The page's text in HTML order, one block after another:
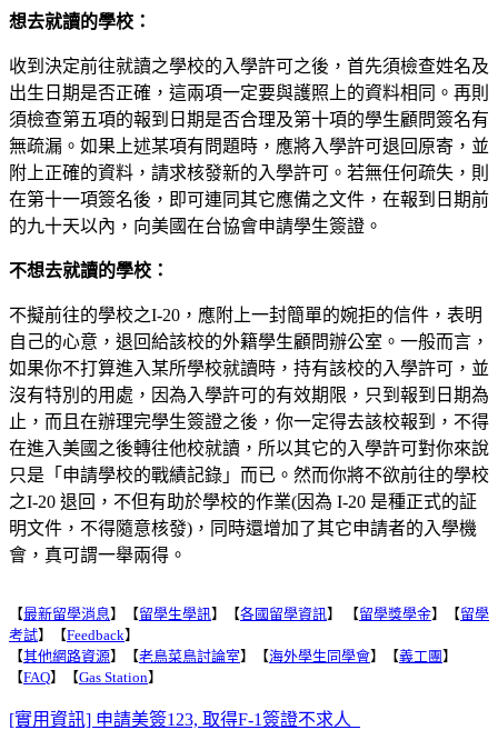
想去就讀的學校：
收到決定前往就讀之學校的入學許可之後，首先須檢查姓名及
出生日期是否正確，這兩項一定要與護照上的資料相同。再則
須檢查第五項的報到日期是否合理及第十項的學生顧問簽名有
無疏漏。如果上述某項有問題時，應將入學許可退回原寄，並
附上正確的資料，請求核發新的入學許可。若無任何疏失，則
在第十一項簽名後，即可連同其它應備之文件，在報到日期前
的九十天以內，向美國在台協會申請學生簽證。
不想去就讀的學校：
不擬前往的學校之I-20，應附上一封簡單的婉拒的信件，表明
自己的心意，退回給該校的外籍學生顧問辦公室。一般而言，
如果你不打算進入某所學校就讀時，持有該校的入學許可，並
沒有特別的用處，因為入學許可的有效期限，只到報到日期為
止，而且在辦理完學生簽證之後，你一定得去該校報到，不得
在進入美國之後轉往他校就讀，所以其它的入學許可對你來說
只是「申請學校的戰績記錄」而已。然而你將不欲前往的學校
之I-20 退回，不但有助於學校的作業(因為 I-20 是種正式的証
明文件，不得隨意核發)，同時還增加了其它申請者的入學機
會，真可謂一舉兩得。
【最新留學消息】【留學生學訊】【各國留學資訊】 【留學獎學金】【留學
考試】【Feedback】
【其他網路資源】【老鳥菜鳥討論室】【海外學生同學會】【義工團】
【FAQ】【Gas Station】
[實用資訊] 申請美簽123, 取得F-1簽證不求人